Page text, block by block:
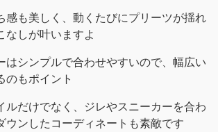
感も美しく、動くたびにプリーツが揺れ
なしが叶いますよ
はシンプルで合わせやすいので、幅広い
のもポイント
ルだけでなく、ジレやスニーカーを合わ
ウンしたコーディネートも素敵です